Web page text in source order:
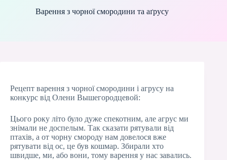
Варення з чорної смородини та аґрусу
Рецепт варення з чорної смородини і агрусу на
конкурс від Олени Вышегородцевой:
Цього року літо було дуже спекотним, але агрус ми
знімали не доспелым. Так сказати рятували від
птахів, а от чорну смороду нам довелося вже
рятувати від ос, це був кошмар. Збирали хто
швидше, ми, або вони, тому варення у нас завались.